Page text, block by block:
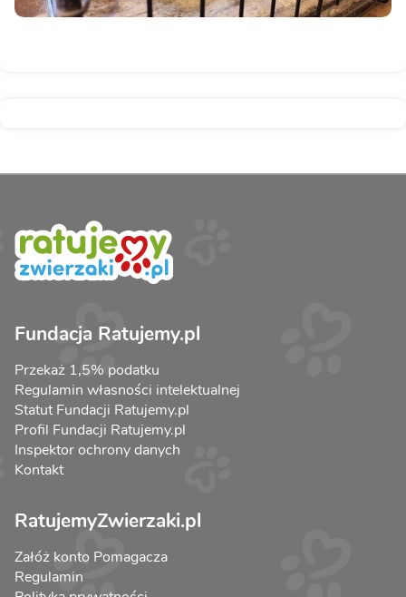
Fundacja Ratujemy.pl
Przekaż 1,5% podatku
Regulamin własności intelektualnej
Statut Fundacji Ratujemy.pl
Profil Fundacji Ratujemy.pl
Inspektor ochrony danych
Kontakt
RatujemyZwierzaki.pl
Załóż konto Pomagacza
Regulamin